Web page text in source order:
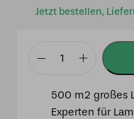
Jetzt bestellen,
Tiffany
Malta500 m2 großes
Experten für